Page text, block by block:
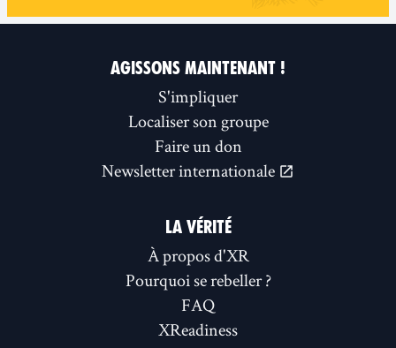
AGISSONS MAINTENANT !
S'impliquer
Localiser son groupe
Faire un don
Newsletter internationale
LA VÉRITÉ
À propos d'XR
Pourquoi se rebeller ?
FAQ
XReadiness